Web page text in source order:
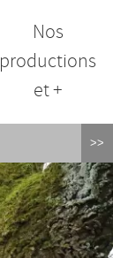
Nos
productions
et +